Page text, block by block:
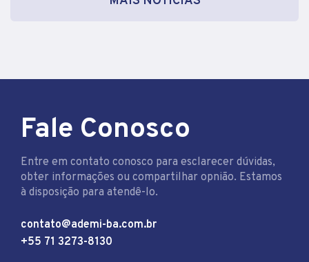
Fale Conosco
Entre em contato conosco para esclarecer dúvidas,
obter informações ou compartilhar opnião. Estamos
à disposição para atendê-lo.
contato@ademi-ba.com.br
+55 71 3273-8130